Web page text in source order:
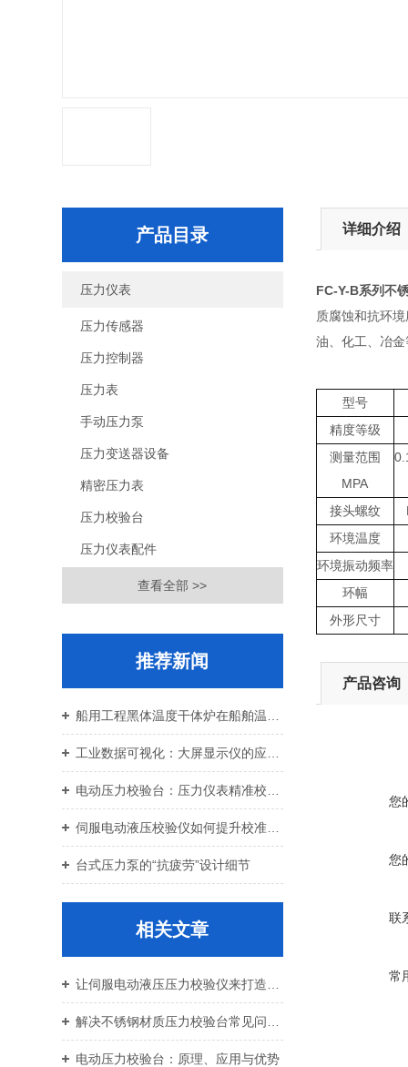
产品目录
压力仪表
压力传感器
压力控制器
压力表
手动压力泵
压力变送器设备
精密压力表
压力校验台
压力仪表配件
查看全部 >>
推荐新闻
伺服电动液压校验仪如何提升校准效率与重复性
台式压力泵的“抗疲劳”设计细节
相关文章
电动压力校验台：原理、应用与优势
详细介绍
FC-Y-B系列不
质腐蚀和抗环
油、化工、冶
型号
精度等级
测量范围
MPA
接头螺纹
环境温度
环境振动频率
环幅
外形尺寸
产品咨询
您
您
联
常